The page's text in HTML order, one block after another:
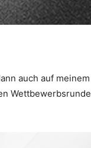
auch auf meinem
Wettbewerbsrunde